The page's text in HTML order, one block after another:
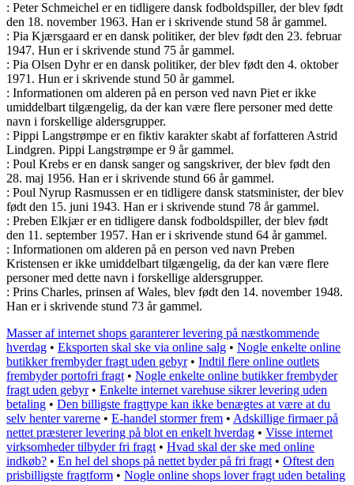
: Peter Schmeichel er en tidligere dansk fodboldspiller, der blev født
den 18. november 1963. Han er i skrivende stund 58 år gammel.
: Pia Kjærsgaard er en dansk politiker, der blev født den 23. februar
1947. Hun er i skrivende stund 75 år gammel.
: Pia Olsen Dyhr er en dansk politiker, der blev født den 4. oktober
1971. Hun er i skrivende stund 50 år gammel.
: Informationen om alderen på en person ved navn Piet er ikke
umiddelbart tilgængelig, da der kan være flere personer med dette
navn i forskellige aldersgrupper.
: Pippi Langstrømpe er en fiktiv karakter skabt af forfatteren Astrid
Lindgren. Pippi Langstrømpe er 9 år gammel.
: Poul Krebs er en dansk sanger og sangskriver, der blev født den
28. maj 1956. Han er i skrivende stund 66 år gammel.
: Poul Nyrup Rasmussen er en tidligere dansk statsminister, der blev
født den 15. juni 1943. Han er i skrivende stund 78 år gammel.
: Preben Elkjær er en tidligere dansk fodboldspiller, der blev født
den 11. september 1957. Han er i skrivende stund 64 år gammel.
: Informationen om alderen på en person ved navn Preben
Kristensen er ikke umiddelbart tilgængelig, da der kan være flere
personer med dette navn i forskellige aldersgrupper.
: Prins Charles, prinsen af Wales, blev født den 14. november 1948.
Han er i skrivende stund 73 år gammel.
Masser af internet shops garanterer levering på næstkommende
hverdag • Eksporten skal ske via online salg • Nogle enkelte online
butikker frembyder fragt uden gebyr• Indtil flere online outlets
frembyder portofri fragt • Nogle enkelte online butikker frembyder
fragt uden gebyr• Enkelte internet varehuse sikrer levering uden
betaling • Den billigste fragttype kan ikke benægtes at være at du
selv henter varerne • E-handel stormer frem • Adskillige firmaer på
nettet præsterer levering på blot en enkelt hverdag • Visse internet
virksomheder tilbyder fri fragt • Hvad skal der ske med online
indkøb? • En hel del shops på nettet byder på fri fragt • Oftest den
prisbilligste fragtform • Nogle online shops lover fragt uden betaling